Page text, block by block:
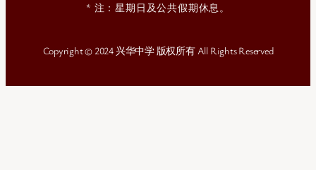
* 注：星期日及公共假期休息。
Copyright © 2024 兴华中学 版权所有 All Rights Reserved